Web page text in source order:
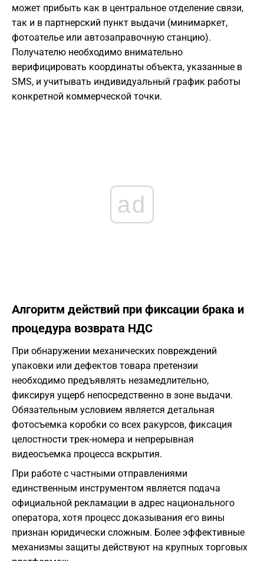
может прибыть как в центральное отделение связи,
так и в партнерский пункт выдачи (минимаркет,
фотоателье или автозаправочную станцию).
Получателю необходимо внимательно
верифицировать координаты объекта, указанные в
SMS, и учитывать индивидуальный график работы
конкретной коммерческой точки.
ad
Алгоритм действий при фиксации брака и
процедура возврата НДС
При обнаружении механических повреждений
упаковки или дефектов товара претензии
необходимо предъявлять незамедлительно,
фиксируя ущерб непосредственно в зоне выдачи.
Обязательным условием является детальная
фотосъемка коробки со всех ракурсов, фиксация
целостности трек-номера и непрерывная
видеосъемка процесса вскрытия.
При работе с частными отправлениями
единственным инструментом является подача
официальной рекламации в адрес национального
оператора, хотя процесс доказывания его вины
признан юридически сложным. Более эффективные
механизмы защиты действуют на крупных торговых